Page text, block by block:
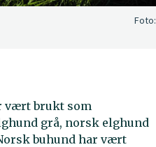
Foto:
vært brukt som
grå, norsk elghund
buhund har vært